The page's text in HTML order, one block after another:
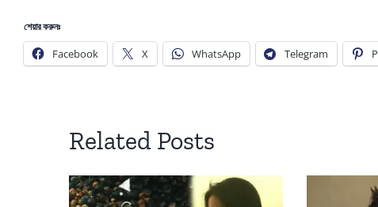
শেয়ার করুনঃ
Facebook X WhatsApp Telegram
Related Posts